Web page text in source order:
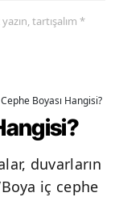
tartışalım *
Boyası Hangisi?
duvarların
iç cephe